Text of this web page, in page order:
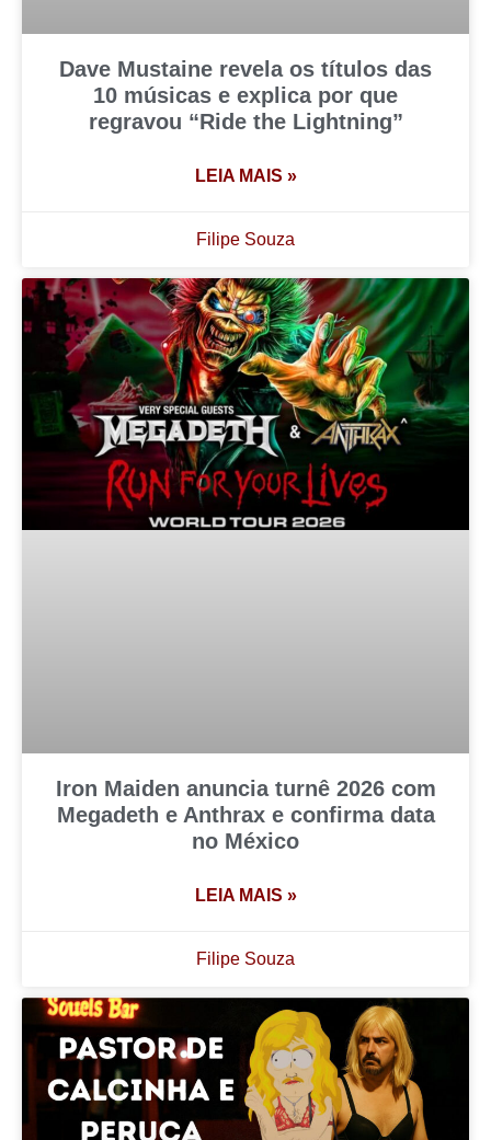
Dave Mustaine revela os títulos das
10 músicas e explica por que
regravou “Ride the Lightning”
LEIA MAIS »
Filipe Souza
Iron Maiden anuncia turnê 2026 com
Megadeth e Anthrax e confirma data
no México
LEIA MAIS »
Filipe Souza